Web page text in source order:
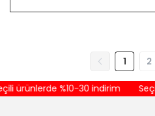
1 2
ürünlerde %10-30 indirim